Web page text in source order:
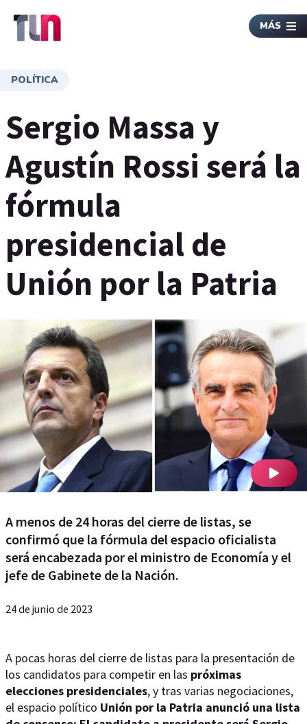
MÁS
POLÍTICA
Sergio Massa y
Agustín Rossi será la
fórmula
presidencial de
Unión por la Patria
A menos de 24 horas del cierre de listas, se
confirmó que la fórmula del espacio oficialista
será encabezada por el ministro de Economía y el
jefe de Gabinete de la Nación.
24 de junio de 2023
A pocas horas del cierre de listas para la presentación de
los candidatos para competir en las próximas
elecciones presidenciales, y tras varias negociaciones,
el espacio político Unión por la Patria anunció una lista